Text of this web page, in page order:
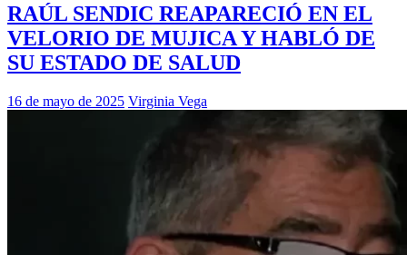
RAÚL SENDIC REAPARECIÓ EN EL
VELORIO DE MUJICA Y HABLÓ DE
SU ESTADO DE SALUD
16 de mayo de 2025 Virginia Vega